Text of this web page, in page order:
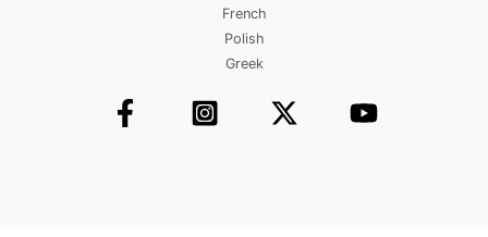
French
Polish
Greek